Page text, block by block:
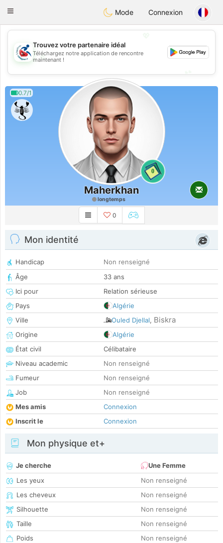
Handi Space
Toggle
Mode Connexion
💖
💕
Trouvez votre partenaire idéal
Téléchargez notre application de rencontre
maintenant !
0.7/1
0
Maherkhan
longtemps
0
Mon identité
Handicap
Non renseigné
Âge
33 ans
Ici pour
Relation sérieuse
Pays
Algérie
Ville
Ouled Djellal, Biskra
Origine
Algérie
État civil
Célibataire
Niveau academic
Non renseigné
Fumeur
Non renseigné
Job
Non renseigné
Mes amis
Connexion
Inscrit le
Connexion
Mon physique et+
Je cherche
Une Femme
Les yeux
Non renseigné
Les cheveux
Non renseigné
Silhouette
Non renseigné
Taille
Non renseigné
Poids
Non renseigné